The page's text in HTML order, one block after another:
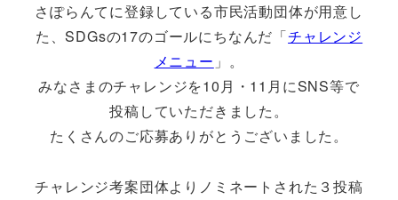
さぽらんてに登録している市民活動団体が用意し
た、SDGsの17のゴールにちなんだ「チャレンジ
メニュー 」。
みなさまのチャレンジを10月・11月にSNS等で
投稿していただきました。
たくさんのご応募ありがとうございました。
チャレンジ考案団体よりノミネートされた３投稿